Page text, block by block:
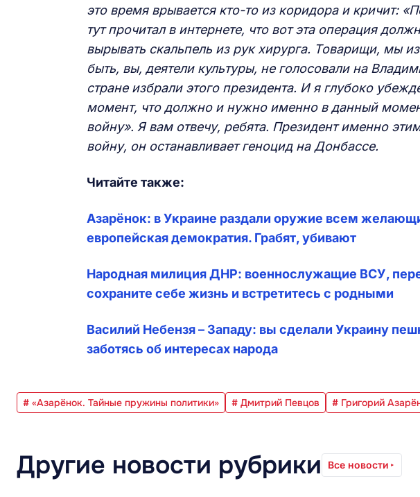
это время врывается кто-то из коридора и кричит:
тут прочитал в интернете, что вот эта операция
вырывать скальпель из рук хирурга. Товарищи, мы
быть, вы, деятели культуры, не голосовали на
стране избрали этого президента. И я глубоко
момент, что должно и нужно именно в данный
войну». Явам отвечу, ребята. Президент именно
войну, он останавливает геноцид на Донбассе.
Читайте также:
Азарёнок: в Украине раздали оружие всем
европейская демократия. Грабят, убивают
Народная милиция ДНР: военнослужащие ВСУ,
сохраните себе жизнь и встретитесь с родными
Василий Небензя – Западу: вы сделали Украину
заботясь об интересах народа
# «Азарёнок. Тайные пружины политики» # Дмитрий Певцов # Григорий
Другие новости рубрики Все новости